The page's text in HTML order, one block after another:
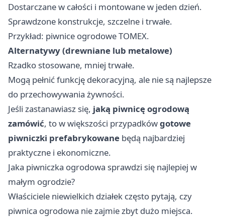
Dostarczane w całości i montowane w jeden dzień.
Sprawdzone konstrukcje, szczelne i trwałe.
Przykład: piwnice ogrodowe TOMEX.
Alternatywy (drewniane lub metalowe)
Rzadko stosowane, mniej trwałe.
Mogą pełnić funkcję dekoracyjną, ale nie są najlepsze
do przechowywania żywności.
Jeśli zastanawiasz się, jaką piwnicę ogrodową
zamówić, to w większości przypadkówgotowe
piwniczki prefabrykowane będą najbardziej
praktyczne i ekonomiczne.
Jaka piwniczka ogrodowa sprawdzi się najlepiej w
małym ogrodzie?
Właściciele niewielkich działek często pytają, czy
piwnica ogrodowa nie zajmie zbyt dużo miejsca.